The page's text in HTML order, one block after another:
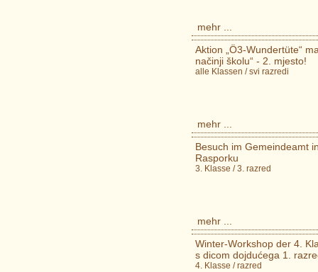
mehr ...
Aktion „Ö3-Wundertüte“
načinji školu“ - 2. mjesto!
alle Klassen / svi razredi
mehr ...
Besuch im Gemeindeamt
Rasporku
3. Klasse / 3. razred
mehr ...
Winter-Workshop der 4.
s dicom dojdućega 1.
4. Klasse / razred